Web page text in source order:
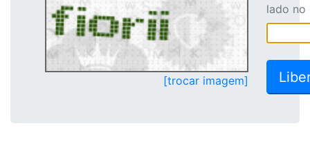
[trocar imagem]
lado no